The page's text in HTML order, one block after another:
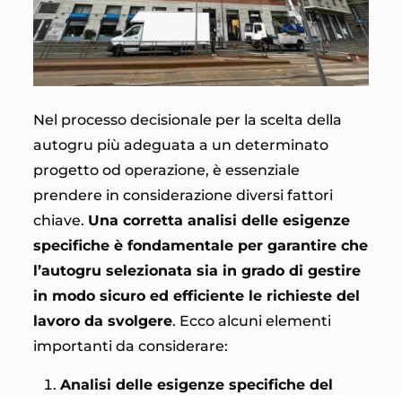
Nel processo decisionale per la scelta della
autogru più adeguata a un determinato
progetto od operazione, è essenziale
prendere in considerazione diversi fattori
chiave. Una corretta analisi delle esigenze
specifiche è fondamentale per garantire che
l’autogru selezionata sia in grado di gestire
in modo sicuro ed efficiente le richieste del
lavoro da svolgere. Ecco alcuni elementi
importanti da considerare:
Analisi delle esigenze specifiche del